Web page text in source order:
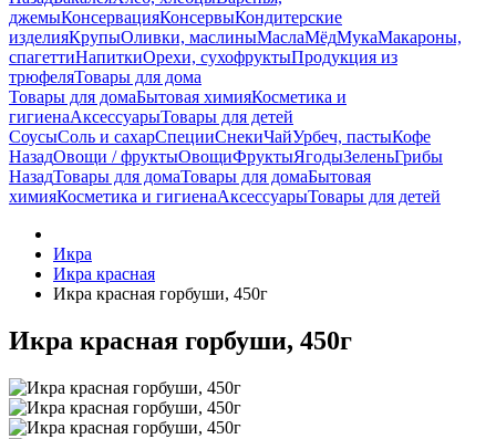
джемыКонсервацияКонсервыКондитерские
изделияКрупыОливки, маслиныМаслаМёдМукаМакароны,
спагеттиНапиткиОрехи, сухофруктыПродукция из
трюфеляТовары для дома
Товары для домаБытовая химияКосметика и
гигиенаАксессуарыТовары для детей
СоусыСоль и сахарСпецииСнекиЧайУрбеч, пастыКофе
НазадОвощи / фруктыОвощиФруктыЯгодыЗеленьГрибы
НазадТовары для домаТовары для домаБытовая
химияКосметика и гигиенаАксессуарыТовары для детей
Икра
Икра красная
Икра красная горбуши, 450г
Икра красная горбуши, 450г